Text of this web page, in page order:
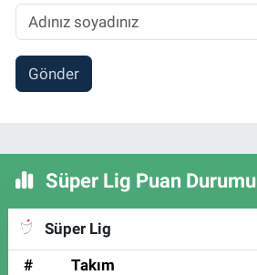
Gönder
Süper Lig Puan Durumu
Süper Lig
#
Takım